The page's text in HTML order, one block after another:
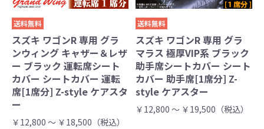
送料無料
スズキ ワゴンR 専用 グラ
ンウィング キャザー＆レザ
ー ブラック 運転席シート
カバー シートカバー 運転
席[1席分] Z-style ケアスタ
ー
￥12,800 ～ ￥18,500（税込）
送料無料
スズキ ワゴンR 専用 グラ
マラス 極厚VIP系 ブラック
助手席シートカバー シート
カバー 助手席[1席分] Z-
style ケアスター
￥12,800 ～ ￥19,500（税込）